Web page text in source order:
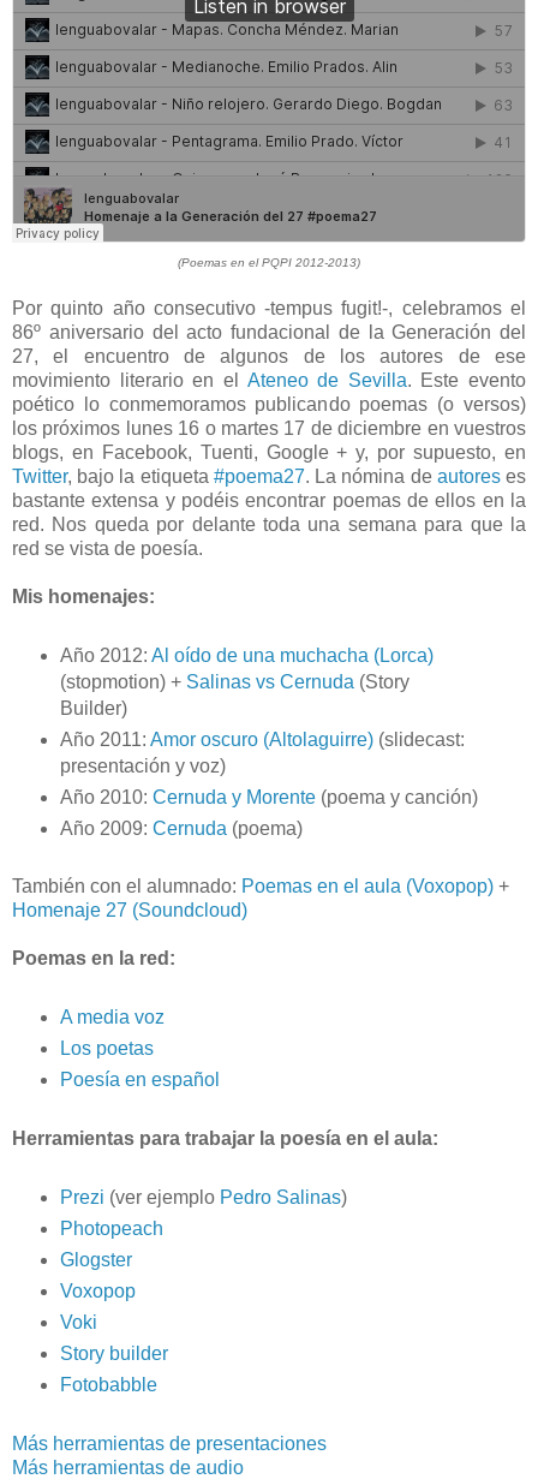
(Poemas en el PQPI 2012-2013)
Por quinto año consecutivo -tempus fugit!-, celebramos el
86º aniversario del acto fundacional de la Generación del
27, el encuentro de algunos de los autores de ese
movimiento literario en el Ateneo de Sevilla. Este evento
poético lo conmemoramos publicando poemas (o versos)
los próximos lunes 16 o martes 17 de diciembre en vuestros
blogs, en Facebook, Tuenti, Google + y, por supuesto, en
Twitter, bajo la etiqueta #poema27. La nómina de autoreses
bastante extensa y podéis encontrar poemas de ellos en la
red. Nos queda por delante toda una semana para que la
red se vista de poesía.
Mis homenajes:
Año 2012: Al oído de una muchacha (Lorca)
(stopmotion) + Salinas vs Cernuda (Story
Builder)
Año 2011: Amor oscuro (Altolaguirre)(slidecast:
presentación y voz)
Año 2010: Cernuda y Morente(poema y canción)
Año 2009: Cernuda (poema)
También con el alumnado: Poemas en el aula (Voxopop) +
Homenaje 27 (Soundcloud)
Poemas en la red:
A media voz
Los poetas
Poesía en español
Herramientas para trabajar la poesía en el aula:
Prezi (ver ejemplo Pedro Salinas)
Photopeach
Glogster
Voxopop
Voki
Story builder
Fotobabble
Más herramientas de presentaciones
Más herramientas de audio